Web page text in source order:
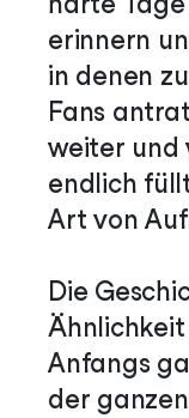
erinnern
in denen
Fans
weiter und
endlich
Art von
Die
Ähnlichkeit
Anfangs
der